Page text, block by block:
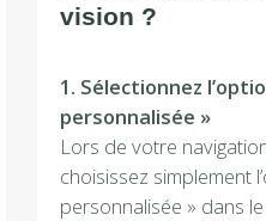
vision ?
1. Sélectionnez
personnalisée »
Lors de votre
choisissez simplement
personnalisée » dans